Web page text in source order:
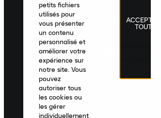
France|Français
petits fichiers
utilisés pour
vous présenter
un contenu
personnalisé et
améliorer votre
expérience sur
notre site. Vous
pouvez
autoriser tous
les cookies ou
les gérer
individuellement
ACCEPTER
TOUT